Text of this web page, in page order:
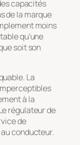
capacités
de la marque
moins
qu’une
soit son
La
à la
régulateur de
de
conducteur.